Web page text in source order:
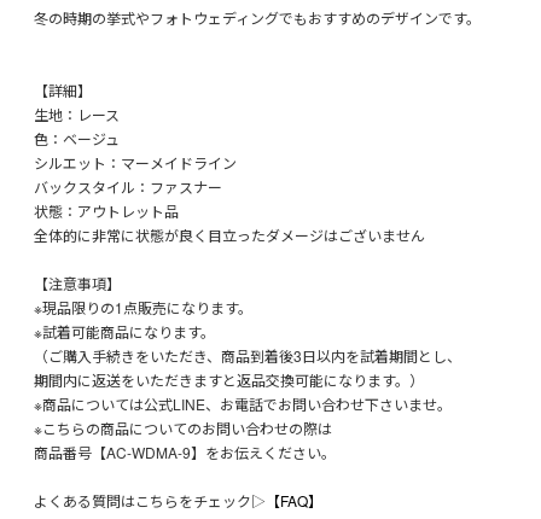
冬の時期の挙式やフォトウェディングでもおすすめのデザインです。
【詳細】
生地：レース
色：ベージュ
シルエット：マーメイドライン
バックスタイル：ファスナー
状態：アウトレット品
全体的に非常に状態が良く目立ったダメージはございません
【注意事項】
※現品限りの1点販売になります。
※試着可能商品になります。
（ご購入手続きをいただき、商品到着後3日以内を試着期間とし、
期間内に返送をいただきますと返品交換可能になります。）
※商品については公式LINE、お電話でお問い合わせ下さいませ。
※こちらの商品についてのお問い合わせの際は
商品番号【AC-WDMA-9】をお伝えください。
よくある質問はこちらをチェック▷ 【FAQ】